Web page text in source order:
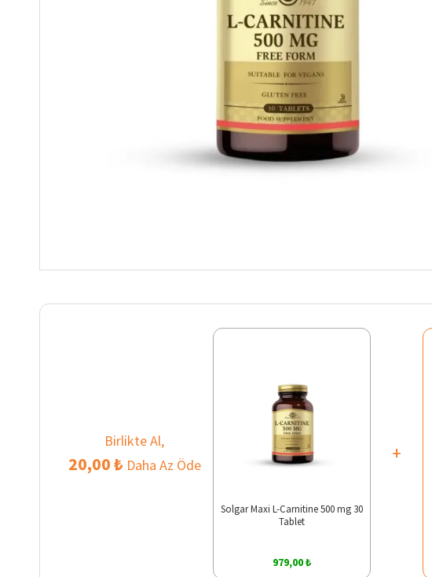
Birlikte Al,
20,00 ₺ Daha Az Öde
Solgar Maxi L-Carnitine 500 mg 30
Tablet
979,00 ₺
+